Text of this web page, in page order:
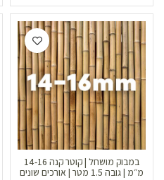
במבוק מושחל | קוטר קנה 14-16
מ״מ | גובה 1.5 מטר | אורכים שונים